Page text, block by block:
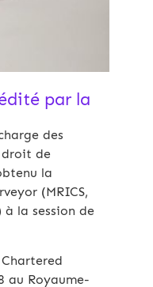
par la
des
de
la
(MRICS,
la session de
au Royaume-